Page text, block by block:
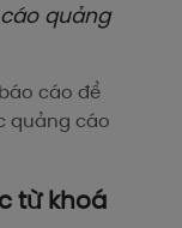
quảng
cáo để
quảng cáo
từ khoá